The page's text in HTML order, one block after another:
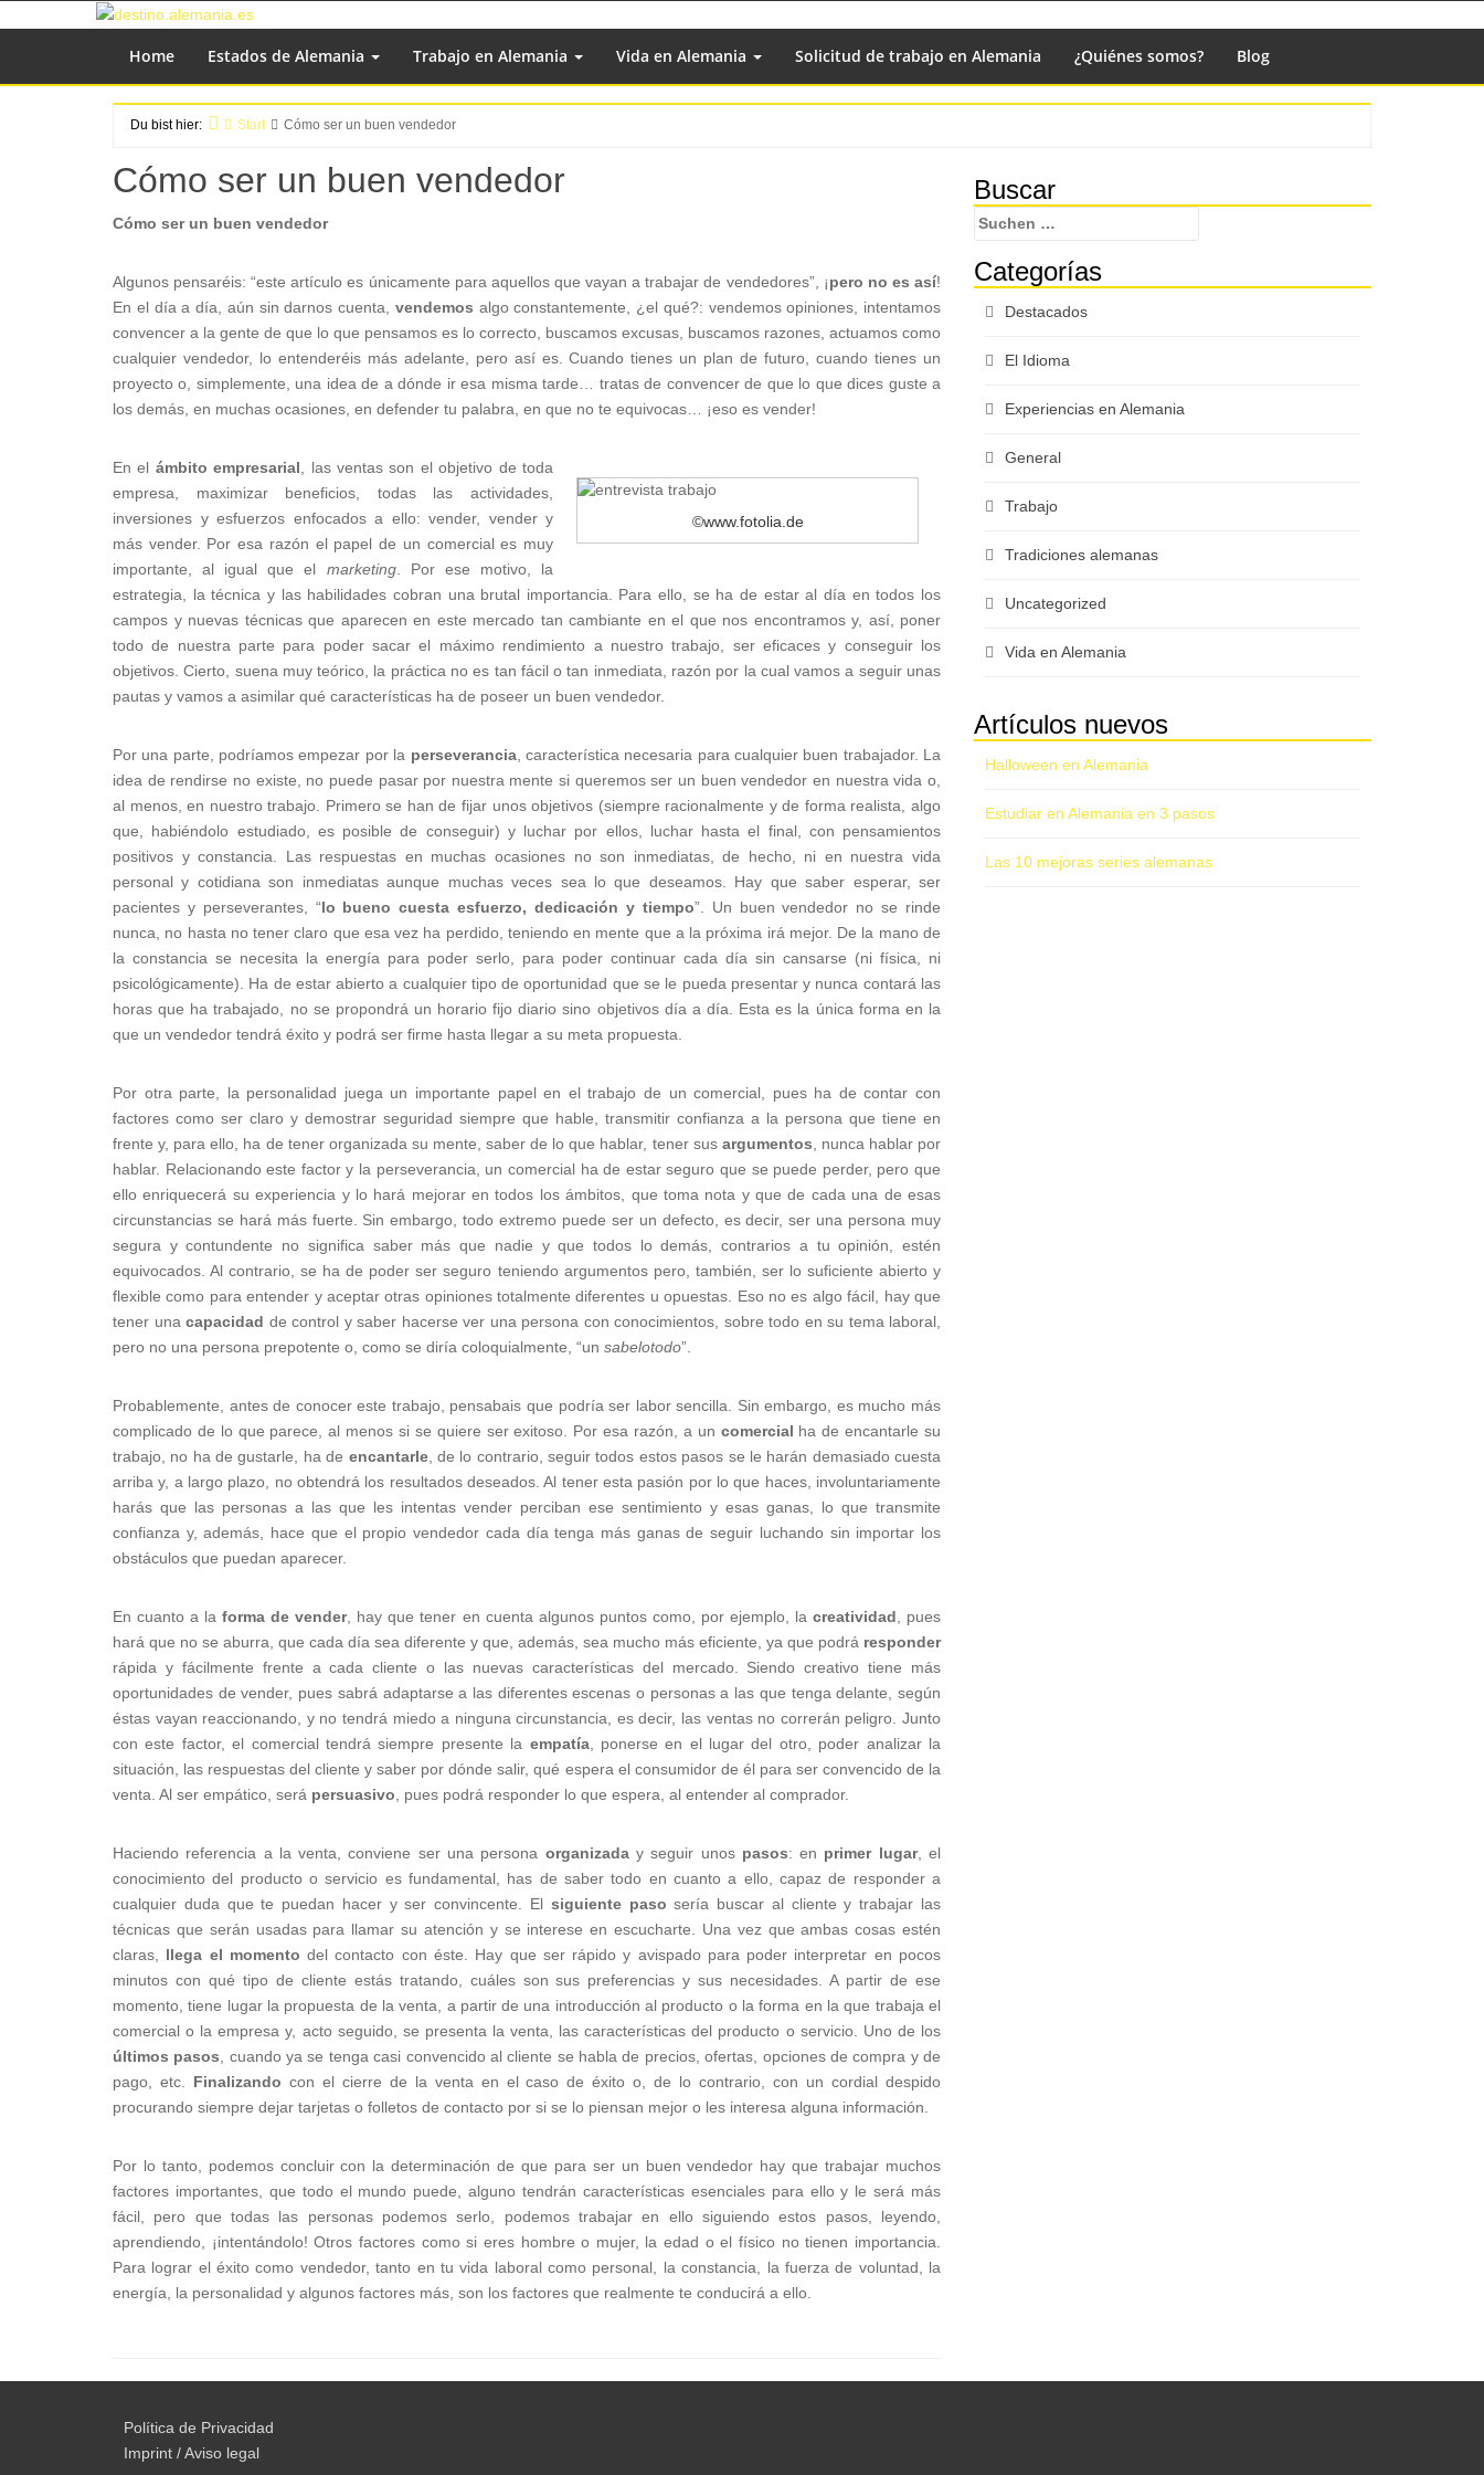
Home Estados de Alemania Trabajo en Alemania Vida en Alemania Solicitud de trabajo en Alemania ¿Quiénes somos? Blog
Du bist hier: Start Cómo ser un buen vendedor
Cómo ser un buen vendedor
Cómo ser un buen vendedor
Algunos pensaréis: “este artículo es únicamente para aquellos que vayan a trabajar de vendedores”, ¡pero no es así!
En el día a día, aún sin darnos cuenta, vendemos algo constantemente, ¿el qué?: vendemos opiniones, intentamos
convencer a la gente de que lo que pensamos es lo correcto, buscamos excusas, buscamos razones, actuamos como
cualquier vendedor, lo entenderéis más adelante, pero así es. Cuando tienes un plan de futuro, cuando tienes un
proyecto o, simplemente, una idea de a dónde ir esa misma tarde… tratas de convencer de que lo que dices guste a
los demás, en muchas ocasiones, en defender tu palabra, en que no te equivocas… ¡eso es vender!
©www.fotolia.de
En el ámbito empresarial , las ventas son el objetivo de toda
empresa, maximizar beneficios, todas las actividades,
inversiones y esfuerzos enfocados a ello: vender, vender y
más vender. Por esa razón el papel de un comercial es muy
importante, al igual que el marketing. Por ese motivo, la
estrategia, la técnica y las habilidades cobran una brutal importancia. Para ello, se ha de estar al día en todos los
campos y nuevas técnicas que aparecen en este mercado tan cambiante en el que nos encontramos y, así, poner
todo de nuestra parte para poder sacar el máximo rendimiento a nuestro trabajo, ser eficaces y conseguir los
objetivos. Cierto, suena muy teórico, la práctica no es tan fácil o tan inmediata, razón por la cual vamos a seguir unas
pautas y vamos a asimilar qué características ha de poseer un buen vendedor.
Por una parte, podríamos empezar por la perseverancia, característica necesaria para cualquier buen trabajador. La
idea de rendirse no existe, no puede pasar por nuestra mente si queremos ser un buen vendedor en nuestra vida o,
al menos, en nuestro trabajo. Primero se han de fijar unos objetivos (siempre racionalmente y de forma realista, algo
que, habiéndolo estudiado, es posible de conseguir) y luchar por ellos, luchar hasta el final, con pensamientos
positivos y constancia. Las respuestas en muchas ocasiones no son inmediatas, de hecho, ni en nuestra vida
personal y cotidiana son inmediatas aunque muchas veces sea lo que deseamos. Hay que saber esperar, ser
pacientes y perseverantes, “lo bueno cuesta esfuerzo, dedicación y tiempo”. Un buen vendedor no se rinde
nunca, no hasta no tener claro que esa vez ha perdido, teniendo en mente que a la próxima irá mejor. De la mano de
la constancia se necesita la energía para poder serlo, para poder continuar cada día sin cansarse (ni física, ni
psicológicamente). Ha de estar abierto a cualquier tipo de oportunidad que se le pueda presentar y nunca contará las
horas que ha trabajado, no se propondrá un horario fijo diario sino objetivos día a día. Esta es la única forma en la
que un vendedor tendrá éxito y podrá ser firme hasta llegar a su meta propuesta.
Por otra parte, la personalidad juega un importante papel en el trabajo de un comercial, pues ha de contar con
factores como ser claro y demostrar seguridad siempre que hable, transmitir confianza a la persona que tiene en
frente y, para ello, ha de tener organizada su mente, saber de lo que hablar, tener sus argumentos , nunca hablar por
hablar. Relacionando este factor y la perseverancia, un comercial ha de estar seguro que se puede perder, pero que
ello enriquecerá su experiencia y lo hará mejorar en todos los ámbitos, que toma nota y que de cada una de esas
circunstancias se hará más fuerte. Sin embargo, todo extremo puede ser un defecto, es decir, ser una persona muy
segura y contundente no significa saber más que nadie y que todos lo demás, contrarios a tu opinión, estén
equivocados. Al contrario, se ha de poder ser seguro teniendo argumentos pero, también, ser lo suficiente abierto y
flexible como para entender y aceptar otras opiniones totalmente diferentes u opuestas. Eso no es algo fácil, hay que
tener una capacidad de control y saber hacerse ver una persona con conocimientos, sobre todo en su tema laboral,
pero no una persona prepotente o, como se diría coloquialmente, “un sabelotodo”.
Probablemente, antes de conocer este trabajo, pensabais que podría ser labor sencilla. Sin embargo, es mucho más
complicado de lo que parece, al menos si se quiere ser exitoso. Por esa razón, a un comercial ha de encantarle su
trabajo, no ha de gustarle, ha de encantarle, de lo contrario, seguir todos estos pasos se le harán demasiado cuesta
arriba y, a largo plazo, no obtendrá los resultados deseados. Al tener esta pasión por lo que haces, involuntariamente
harás que las personas a las que les intentas vender perciban ese sentimiento y esas ganas, lo que transmite
confianza y, además, hace que el propio vendedor cada día tenga más ganas de seguir luchando sin importar los
obstáculos que puedan aparecer.
En cuanto a laforma de vender, hay que tener en cuenta algunos puntos como, por ejemplo, la creatividad , pues
hará que no se aburra, que cada día sea diferente y que, además, sea mucho más eficiente, ya que podrá responder
rápida y fácilmente frente a cada cliente o las nuevas características del mercado. Siendo creativo tiene más
oportunidades de vender, pues sabrá adaptarse a las diferentes escenas o personas a las que tenga delante, según
éstas vayan reaccionando, y no tendrá miedo a ninguna circunstancia, es decir, las ventas no correrán peligro. Junto
con este factor, el comercial tendrá siempre presente la empatía, ponerse en el lugar del otro, poder analizar la
situación, las respuestas del cliente y saber por dónde salir, qué espera el consumidor de él para ser convencido de la
venta. Al ser empático, será persuasivo , pues podrá responder lo que espera, al entender al comprador.
Haciendo referencia a la venta, conviene ser una persona organizaday seguir unos pasos: en primer lugar, el
conocimiento del producto o servicio es fundamental, has de saber todo en cuanto a ello, capaz de responder a
cualquier duda que te puedan hacer y ser convincente. El siguiente paso sería buscar al cliente y trabajar las
técnicas que serán usadas para llamar su atención y se interese en escucharte. Una vez que ambas cosas estén
claras, llega el momento del contacto con éste. Hay que ser rápido y avispado para poder interpretar en pocos
minutos con qué tipo de cliente estás tratando, cuáles son sus preferencias y sus necesidades. A partir de ese
momento, tiene lugar la propuesta de la venta, a partir de una introducción al producto o la forma en la que trabaja el
comercial o la empresa y, acto seguido, se presenta la venta, las características del producto o servicio. Uno de los
últimos pasos , cuando ya se tenga casi convencido al cliente se habla de precios, ofertas, opciones de compra y de
pago, etc. Finalizando con el cierre de la venta en el caso de éxito o, de lo contrario, con un cordial despido
procurando siempre dejar tarjetas o folletos de contacto por si se lo piensan mejor o les interesa alguna información.
Por lo tanto, podemos concluir con la determinación de que para ser un buen vendedor hay que trabajar muchos
factores importantes, que todo el mundo puede, alguno tendrán características esenciales para ello y le será más
fácil, pero que todas las personas podemos serlo, podemos trabajar en ello siguiendo estos pasos, leyendo,
aprendiendo, ¡intentándolo! Otros factores como si eres hombre o mujer, la edad o el físico no tienen importancia.
Para lograr el éxito como vendedor, tanto en tu vida laboral como personal, la constancia, la fuerza de voluntad, la
energía, la personalidad y algunos factores más, son los factores que realmente te conducirá a ello.
Untergeordnet
Seitenleiste
Buscar
Suchen
Categorías
Destacados
El Idioma
Experiencias en Alemania
General
Trabajo
Tradiciones alemanas
Uncategorized
Vida en Alemania
Artículos nuevos
Halloween en Alemania
Estudiar en Alemania en 3 pasos
Las 10 mejoras series alemanas
Política de Privacidad
Imprint / Aviso legal